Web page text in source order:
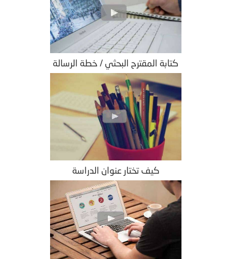
كتابة المقترح البحثي / خطة الرسالة
كيف تختار عنوان الدراسة